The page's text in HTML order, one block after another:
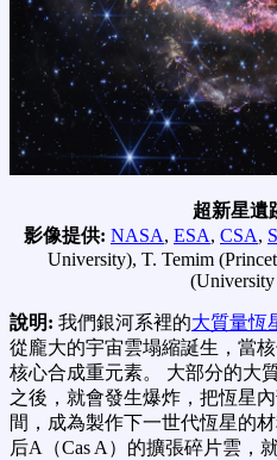
超新星遺
影像提供: NASA, ESA, CSA,
University), T. Temim
說明: 我們銀河系裡的大質量恆
從龐大的宇宙雲塌縮誕生，當
核心合成重元素。 大部分的大
之後，就會發生爆炸，把恆星
間，成為製作下一世代恆星的
后A（Cas A）的擴張碎片雲，